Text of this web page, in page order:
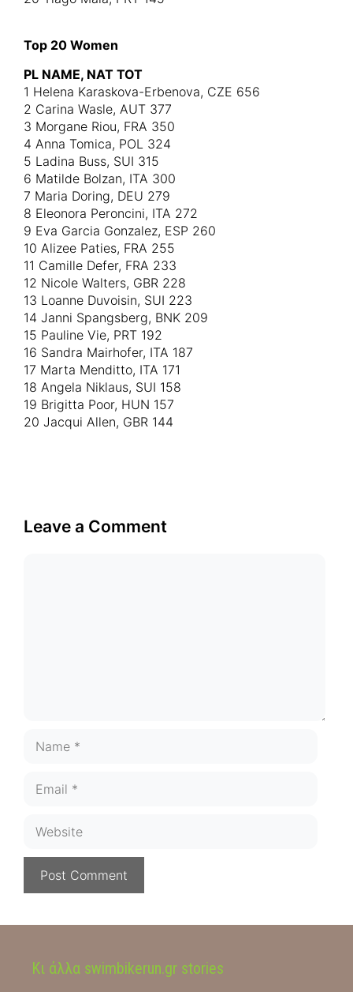
Top 20 Women
PL NAME, NAT TOT
1 Helena Karaskova-Erbenova, CZE 656
2 Carina Wasle, AUT 377
3 Morgane Riou, FRA 350
4 Anna Tomica, POL 324
5 Ladina Buss, SUI 315
6 Matilde Bolzan, ITA 300
7 Maria Doring, DEU 279
8 Eleonora Peroncini, ITA 272
9 Eva Garcia Gonzalez, ESP 260
10 Alizee Paties, FRA 255
11 Camille Defer, FRA 233
12 Nicole Walters, GBR 228
13 Loanne Duvoisin, SUI 223
14 Janni Spangsberg, BNK 209
15 Pauline Vie, PRT 192
16 Sandra Mairhofer, ITA 187
17 Marta Menditto, ITA 171
18 Angela Niklaus, SUI 158
19 Brigitta Poor, HUN 157
20 Jacqui Allen, GBR 144
Leave a Comment
Κι άλλα swimbikerun.gr stories